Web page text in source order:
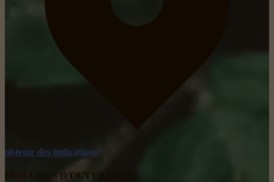
obtenir des indications
HORAIRES D'OUVERTURE: